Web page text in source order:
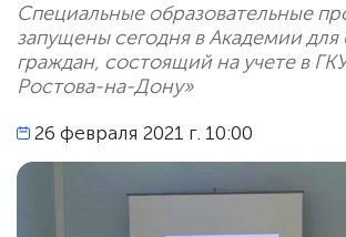
Специальные образовательные
запущены сегодня в Академии для
граждан, состоящий на учете в
Ростова-на-Дону»
26 февраля 2021 г. 10:00